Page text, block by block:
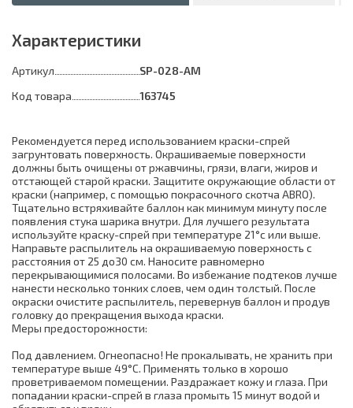
Характеристики
Артикул
SP-028-AM
Код товара
163745
Рекомендуется перед использованием краски-спрей
загрунтовать поверхность. Окрашиваемые поверхности
должны быть очищены от ржавчины, грязи, влаги, жиров и
отстающей старой краски. Защитите окружающие области от
краски (например, с помощью покрасочного скотча ABRO).
Тщательно встряхивайте баллон как минимум минуту после
появления стука шарика внутри. Для лучшего результата
используйте краску-спрей при температуре 21°с или выше.
Направьте распылитель на окрашиваемую поверхность с
расстояния от 25 до30 см. Наносите равномерно
перекрывающимися полосами. Во избежание подтеков лучше
нанести несколько тонких слоев, чем один толстый. После
окраски очистите распылитель, перевернув баллон и продув
головку до прекращения выхода краски.
Меры предосторожности:
Под давлением. Огнеопасно! Не прокалывать, не хранить при
температуре выше 49°С. Применять только в хорошо
проветриваемом помещении. Раздражает кожу и глаза. При
попадании краски-спрей в глаза промыть 15 минут водой и